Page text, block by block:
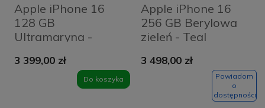
Apple iPhone 16
128 GB
Ultramaryna -
3 399,00 zł
Do koszyka
Apple iPhone 16
256 GB Berylowa
zieleń - Teal
3 498,00 zł
Powiadom
o
dostępności